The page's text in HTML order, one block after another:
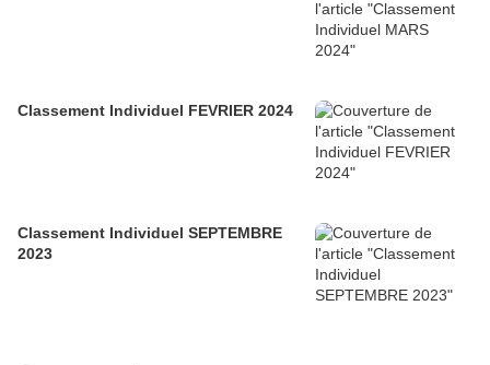
Classement Individuel FEVRIER 2024
Classement Individuel SEPTEMBRE
2023